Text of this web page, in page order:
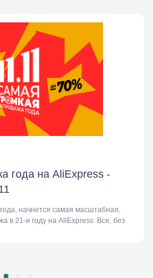
года на AliExpress -
начнется самая масштабная,
в 21-и году на AliExpress. Все, без